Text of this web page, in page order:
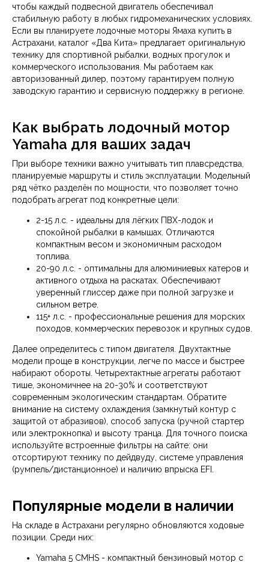
чтобы каждый подвесной двигатель обеспечивал
стабильную работу в любых гидромеханических условиях.
Если вы планируете лодочные моторы Ямаха купить в
Астрахани, каталог «Два Кита» предлагает оригинальную
технику для спортивной рыбалки, водных прогулок и
коммерческого использования. Мы работаем как
авторизованный дилер, поэтому гарантируем полную
заводскую гарантию и сервисную поддержку в регионе.
Как выбрать лодочный мотор
Yamaha для ваших задач
При выборе техники важно учитывать тип плавсредства,
планируемые маршруты и стиль эксплуатации. Модельный
ряд чётко разделён по мощности, что позволяет точно
подобрать агрегат под конкретные цели:
2-15 л.с. - идеальны для лёгких ПВХ-лодок и
спокойной рыбалки в камышах. Отличаются
компактным весом и экономичным расходом
топлива.
20-90 л.с. - оптимальны для алюминиевых катеров и
активного отдыха на раскатах. Обеспечивают
уверенный глиссер даже при полной загрузке и
сильном ветре.
115+ л.с. - профессиональные решения для морских
походов, коммерческих перевозок и крупных судов.
Далее определитесь с типом двигателя. Двухтактные
модели проще в конструкции, легче по массе и быстрее
набирают обороты. Четырехтактные агрегаты работают
тише, экономичнее на 20-30% и соответствуют
современным экологическим стандартам. Обратите
внимание на систему охлаждения (замкнутый контур с
защитой от абразивов), способ запуска (ручной стартер
или электрокнопка) и высоту транца. Для точного поиска
используйте встроенные фильтры на сайте: они
отсортируют технику по дейдвуду, системе управления
(румпель/дистанционное) и наличию впрыска EFI.
Популярные модели в наличии
На складе в Астрахани регулярно обновляются ходовые
позиции. Среди них:
Yamaha 5 CMHS - компактный бензиновый мотор с